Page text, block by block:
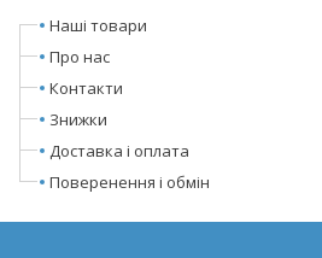
Наші товари
Про нас
Контакти
Знижки
Доставка і оплата
Поверенення і обмін